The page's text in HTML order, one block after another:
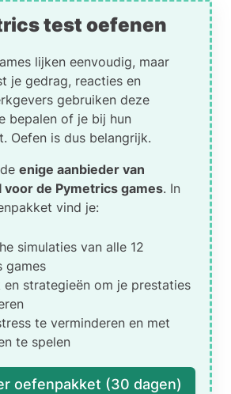
test oefenen
lijken eenvoudig, maar
je gedrag, reacties en
gebruiken deze
bepalen of je bij hun
Oefen is dus belangrijk.
enige aanbieder van
de Pymetrics games. In
vind je:
simulaties van alle 12
games
en strategieën om je prestaties
te verminderen en met
te spelen
oefenpakket (30 dagen)